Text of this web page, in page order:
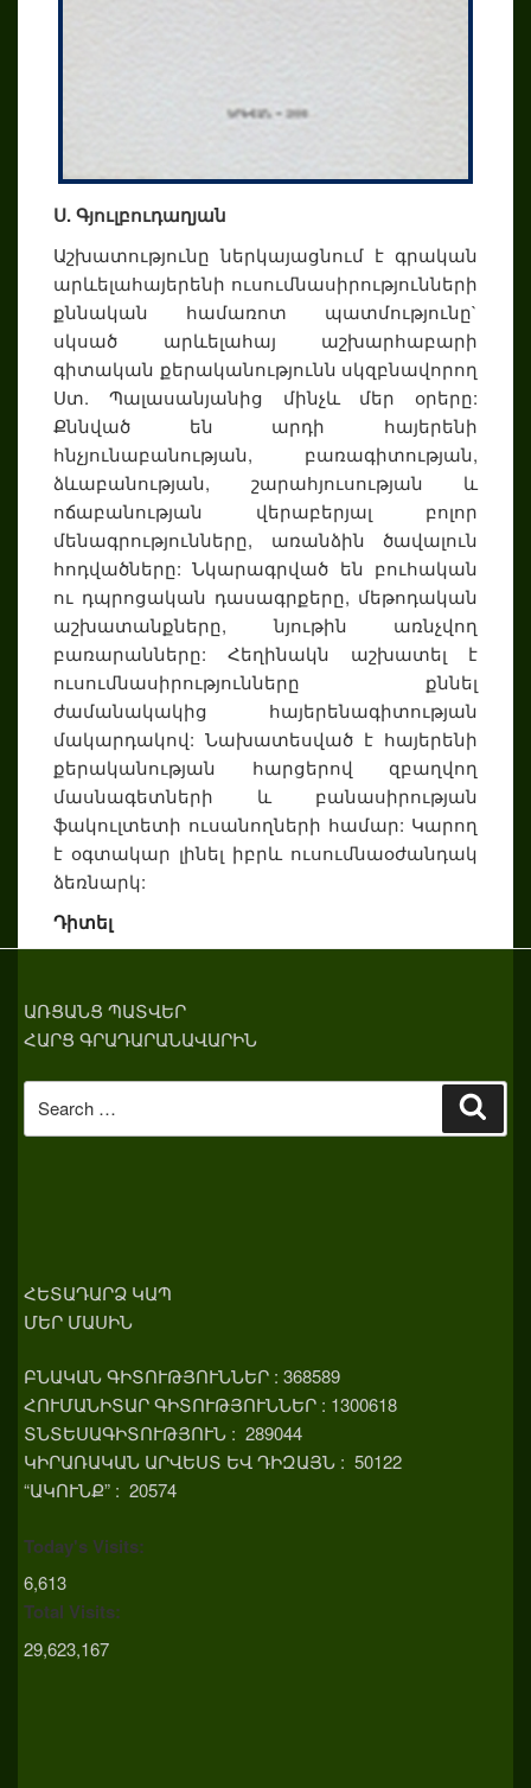
Ս. Գյուլբուդաղյան
Աշխատությունը ներկայացնում է գրական
արևելահայերենի ուսումնասիրությունների
քննական համառոտ պատմությունը`
սկսած արևելահայ աշխարհաբարի
գիտական քերականությունն սկզբնավորող
Ստ. Պալասանյանից մինչև մեր օրերը:
Քննված են արդի հայերենի
հնչյունաբանության, բառագիտության,
ձևաբանության, շարահյուսության և
ոճաբանության վերաբերյալ բոլոր
մենագրությունները, առանձին ծավալուն
հոդվածները: Նկարագրված են բուհական
ու դպրոցական դասագրքերը, մեթոդական
աշխատանքները, նյութին առնչվող
բառարանները: Հեղինակն աշխատել է
ուսումնասիրությունները քննել
ժամանակակից հայերենագիտության
մակարդակով: Նախատեսված է հայերենի
քերականության հարցերով զբաղվող
մասնագետների և բանասիրության
ֆակուլտետի ուսանողների համար: Կարող
է օգտակար լինել իբրև ուսումնաօժանդակ
ձեռնարկ:
Դիտել
ԱՌՑԱՆՑ ՊԱՏՎԵՐ
ՀԱՐՑ ԳՐԱԴԱՐԱՆԱՎԱՐԻՆ
for:
ՀԵՏԱԴԱՐՁ ԿԱՊ
ՄԵՐ ՄԱՍԻՆ
ԲՆԱԿԱՆ ԳԻՏՈՒԹՅՈՒՆՆԵՐ : 368589
ՀՈՒՄԱՆԻՏԱՐ ԳԻՏՈՒԹՅՈՒՆՆԵՐ : 1300618
ՏՆՏԵՍԱԳԻՏՈՒԹՅՈՒՆ : 289044
ԿԻՐԱՌԱԿԱՆ ԱՐՎԵՍՏ ԵՎ ԴԻԶԱՅՆ : 50122
“ԱԿՈՒՆՔ” : 20574
Today's Visits:
6,613
Total Visits:
29,623,167